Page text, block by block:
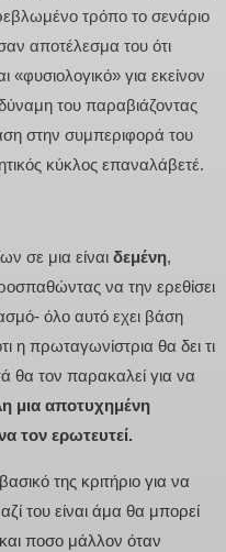
τρόπο το σενάριο
αποτέλεσμα του ότι
«φυσιολογικό» για εκείνον
του παραβιάζοντας
στην συμπεριφορά του
κύκλος επαναλάβετέ.
σε μια είναι δεμένη,
να την ερεθίσει
όλο αυτό εχει βάση
η πρωταγωνίστρια θα δει τι
θα τον παρακαλεί για να
μια αποτυχημένη
τον ερωτευτεί.
της κριτήριο για να
του είναι άμα θα μπορεί
ποσο μάλλον όταν